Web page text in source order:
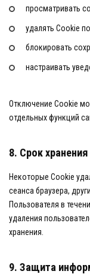
просматривать
удалять Cookie
блокировать
настраивать
Отключение Cookie
отдельных функций
8. Срок
Некоторые Cookie
сеанса браузера,
Пользователя в
удаления
хранения.
9. Защита